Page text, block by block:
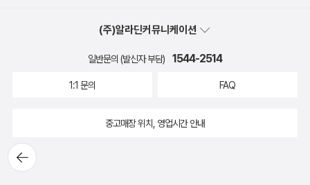
뒤로가
기
(주)알라딘커뮤니케이션
일반문의 (발신자 부담) 1544-2514
1:1 문의 FAQ
중고매장 위치, 영업시간 안내